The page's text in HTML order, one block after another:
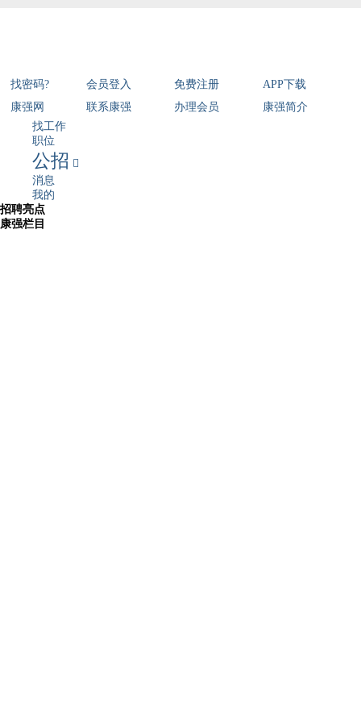
找密码? 会员登入 免费注册
APP下载
康强网
联系康强 办理会员
康强简介
找工作
职位
公招 
消息
我的
招聘亮点
康强栏目